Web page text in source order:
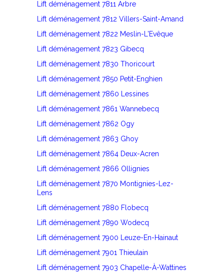
Lift déménagement 7811 Arbre
Lift déménagement 7812 Villers-Saint-Amand
Lift déménagement 7822 Meslin-L'Evêque
Lift déménagement 7823 Gibecq
Lift déménagement 7830 Thoricourt
Lift déménagement 7850 Petit-Enghien
Lift déménagement 7860 Lessines
Lift déménagement 7861 Wannebecq
Lift déménagement 7862 Ogy
Lift déménagement 7863 Ghoy
Lift déménagement 7864 Deux-Acren
Lift déménagement 7866 Ollignies
Lift déménagement 7870 Montignies-Lez-
Lens
Lift déménagement 7880 Flobecq
Lift déménagement 7890 Wodecq
Lift déménagement 7900 Leuze-En-Hainaut
Lift déménagement 7901 Thieulain
Lift déménagement 7903 Chapelle-À-Wattines